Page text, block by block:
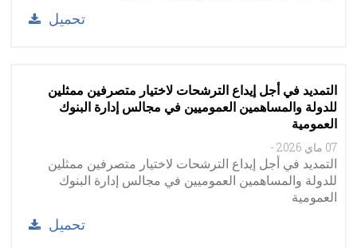
تحميل
التمديد في أجل إيداع الترشحات لاختيار متصرفين ممثلين
للدولة والمساهمين العموميين في مجالس إدارة البنوك
العمومية
07 ماي 2026 -
التمديد في أجل إيداع الترشحات لاختيار متصرفين ممثلين
للدولة والمساهمين العموميين في مجالس إدارة البنوك
العمومية
تحميل